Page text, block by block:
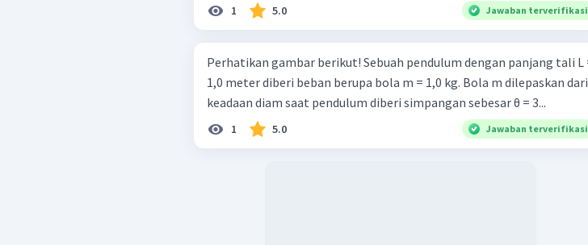
1 5.0 Jawaban terverifikasi
Perhatikan gambar berikut! Sebuah pendulum dengan panjang tali L =
1,0 meter diberi beban berupa bola m = 1,0 kg. Bola m dilepaskan dari
keadaan diam saat pendulum diberi simpangan sebesar θ = 3...
1 5.0 Jawaban terverifikasi